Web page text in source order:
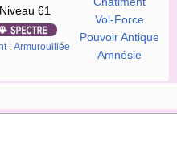
Niveau 61
: Armurouillée
Vol-Force
Pouvoir Antique
Amnésie